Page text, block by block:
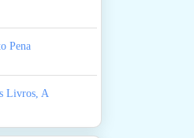
Pena
Livros, A